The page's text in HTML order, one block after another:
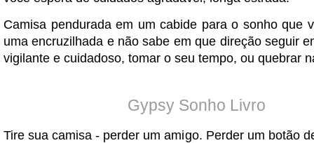
Camisa pendurada em um cabide para o sonho que
uma encruzilhada e não sabe em que direção seguir
vigilante e cuidadoso, tomar o seu tempo, ou quebrar
Gypsy Sonho Livro
Tire sua camisa - perder um amigo. Perder um botão